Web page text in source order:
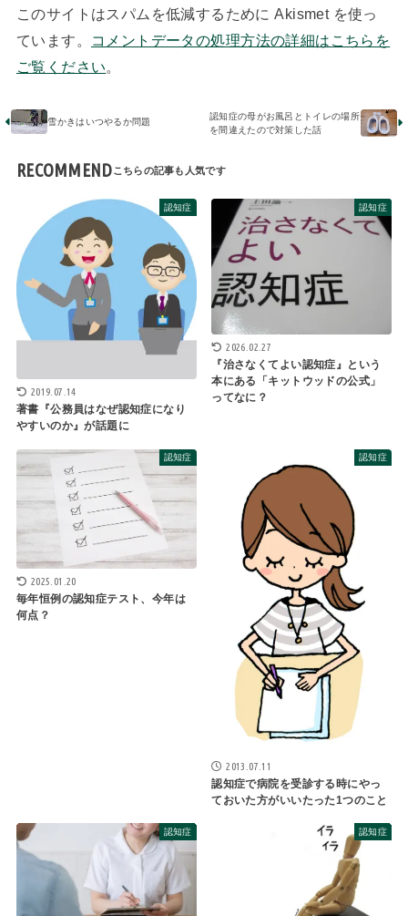
このサイトはスパムを低減するために Akismet を使っ
ています。
コメントデータの処理方法の詳細はこちらを
ご覧ください。
雪かきはいつやるか問題
認知症の母がお風呂とトイレの場所
を間違えたので対策した話
RECOMMEND
認知症
2019.07.14
著書『公務員はなぜ認知症になり
やすいのか』が話題に
認知症
2026.02.27
『治さなくてよい認知症』という
本にある「キットウッドの公式」
ってなに？
認知症
2025.01.20
毎年恒例の認知症テスト、今年は
何点？
認知症
2013.07.11
認知症で病院を受診する時にやっ
ておいた方がいいたった1つのこと
認知症 認知症